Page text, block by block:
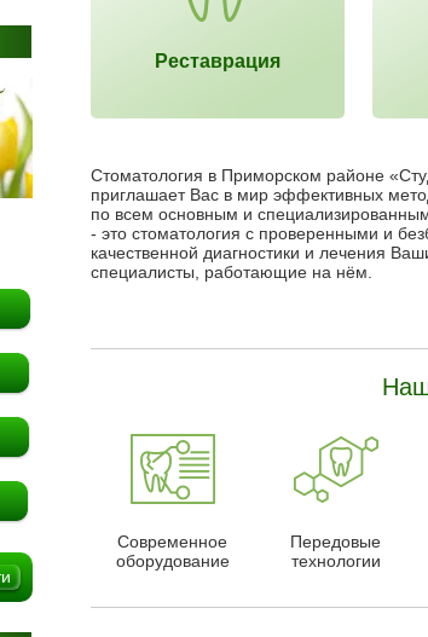
Реставрация
Стоматология в Приморском районе
приглашает Вас в мир эффективных
по всем основным и
- это стоматология с проверенными и
качественной диагностики и лечения
специалисты, работающие на нём.
Современное
оборудование
Передовые
технологии